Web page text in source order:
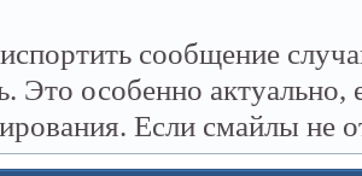
сообщение
Это особенно
Если смайлы не